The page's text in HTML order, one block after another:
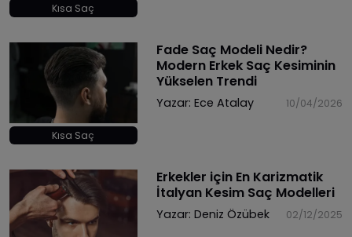
Kısa Saç
Kısa Saç
Fade Saç Modeli Nedir?
Modern Erkek Saç Kesiminin
Yükselen Trendi
Yazar: Ece Atalay 10/04/2026
Erkekler için En Karizmatik
İtalyan Kesim Saç Modelleri
Yazar: Deniz Özübek 02/12/2025